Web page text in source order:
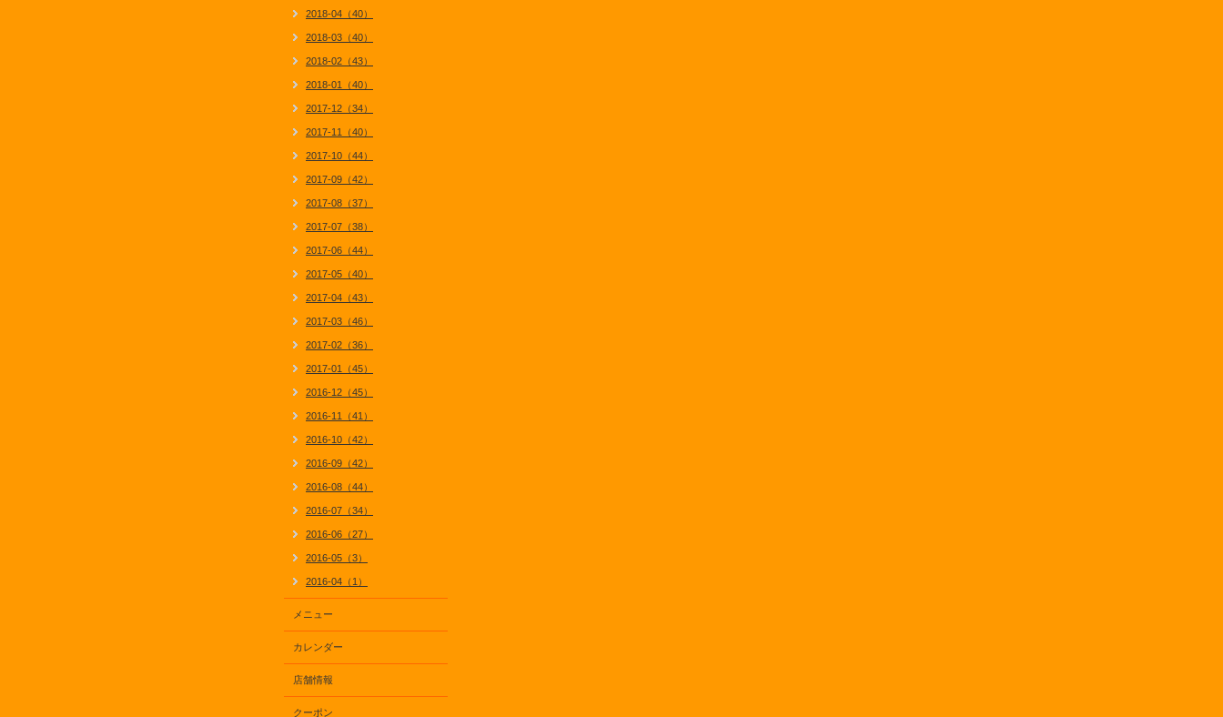
2018-04（40）
2018-03（40）
2018-02（43）
2018-01（40）
2017-12（34）
2017-11（40）
2017-10（44）
2017-09（42）
2017-08（37）
2017-07（38）
2017-06（44）
2017-05（40）
2017-04（43）
2017-03（46）
2017-02（36）
2017-01（45）
2016-12（45）
2016-11（41）
2016-10（42）
2016-09（42）
2016-08（44）
2016-07（34）
2016-06（27）
2016-05（3）
2016-04（1）
メニュー
カレンダー
店舗情報
クーポン